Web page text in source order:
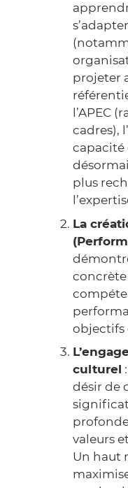
projeter
l’APEC
cadres),
capacité
plus
La
objectifs
culturel
désir de
valeurs
Un haut